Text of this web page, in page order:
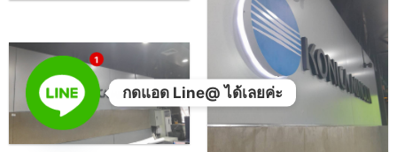
1
กดแอด Line@ ได้เลยค่ะ